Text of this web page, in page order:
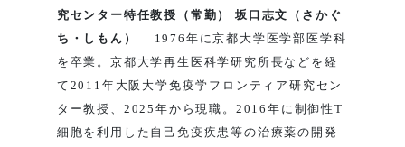
究センター特任教授（常勤） 坂口志文（さかぐ
ち・しもん）
1976年に京都大学医学部医学科
を卒業。京都大学再生医科学研究所長などを経
て2011年大阪大学免疫学フロンティア研究セン
ター教授、2025年から現職。2016年に制御性T
細胞を利用した自己免疫疾患等の治療薬の開発